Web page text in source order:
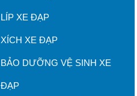
LÍP XE ĐẠP
XÍCH XE ĐẠP
BẢO DƯỠNG VỆ SINH XE
ĐẠP